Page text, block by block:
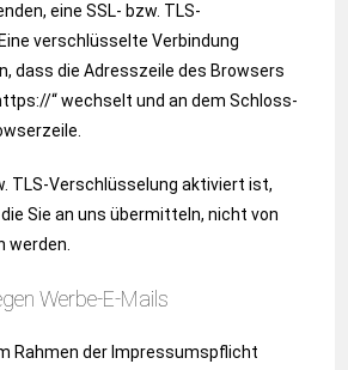
eine SSL- bzw. TLS-
verschlüsselte Verbindung
dass die Adresszeile des Browsers
“ wechselt und an dem Schloss-
TLS-Verschlüsselung aktiviert ist,
Sie an uns übermitteln, nicht von
werden.
Werbe-E-Mails
Rahmen der Impressumspflicht